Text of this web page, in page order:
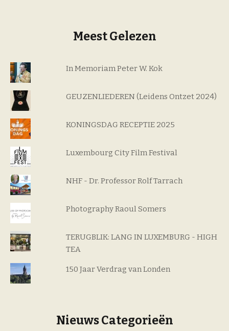
Meest Gelezen
In Memoriam Peter W. Kok
GEUZENLIEDEREN (Leidens Ontzet 2024)
KONINGSDAG RECEPTIE 2025
Luxembourg City Film Festival
NHF - Dr. Professor Rolf Tarrach
Photography Raoul Somers
TERUGBLIK: LANG IN LUXEMBURG - HIGH
TEA
150 Jaar Verdrag van Londen
Nieuws Categorieën